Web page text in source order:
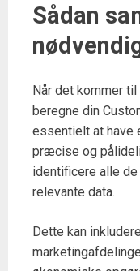
Sådan
Når det kommer
beregne din
essentielt at have
præcise og
identificere alle de
relevante data.
Dette kan